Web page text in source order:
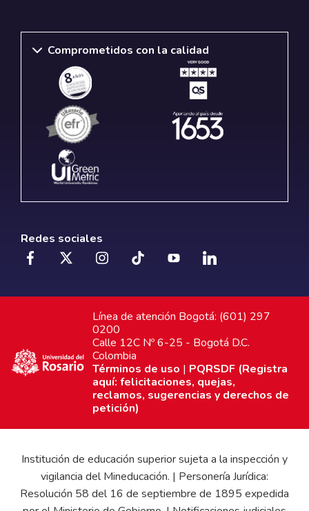
Comprometidos con la calidad
Redes sociales
Línea de atención Bogotá: (601) 297
0200
Calle 12C Nº 6-25 - Bogotá D.C.
Colombia
Términos de uso | PQRSDF (Registra
aquí: felicitaciones, quejas,
reclamos, sugerencias y derechos de
petición)
Institución de educación superior sujeta a la inspección y
vigilancia del Mineducación. | Personería Jurídica:
Resolución 58 del 16 de septiembre de 1895 expedida